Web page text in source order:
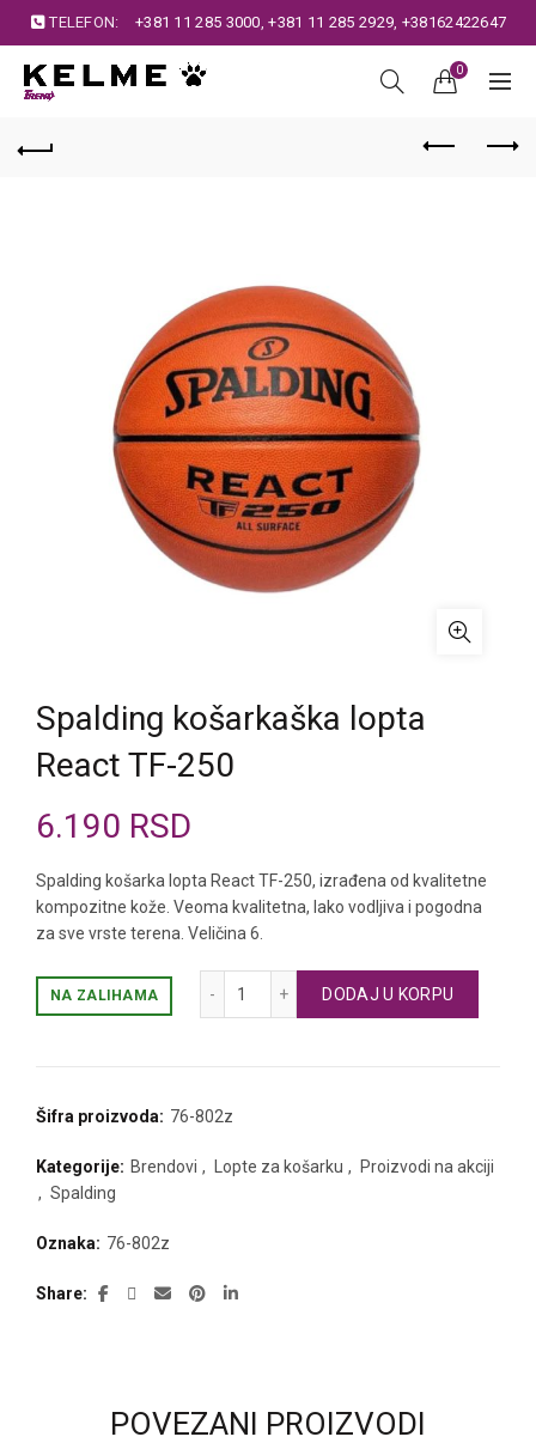
TELEFON: +381 11 285 3000,+381 11 285 2929, +38162422647
0
Spalding košarkaška lopta
React TF-250
6.190 RSD
Spalding košarka lopta React TF-250, izrađena od kvalitetne
kompozitne kože. Veoma kvalitetna, lako vodljiva i pogodna
za sve vrste terena. Veličina 6.
NA ZALIHAMA DODAJ U KORPU
Šifra proizvoda: 76-802z
Kategorije: Brendovi , Lopte za košarku ,
Proizvodi na akciji
, Spalding
Oznaka: 76-802z
Share
POVEZANI PROIZVODI